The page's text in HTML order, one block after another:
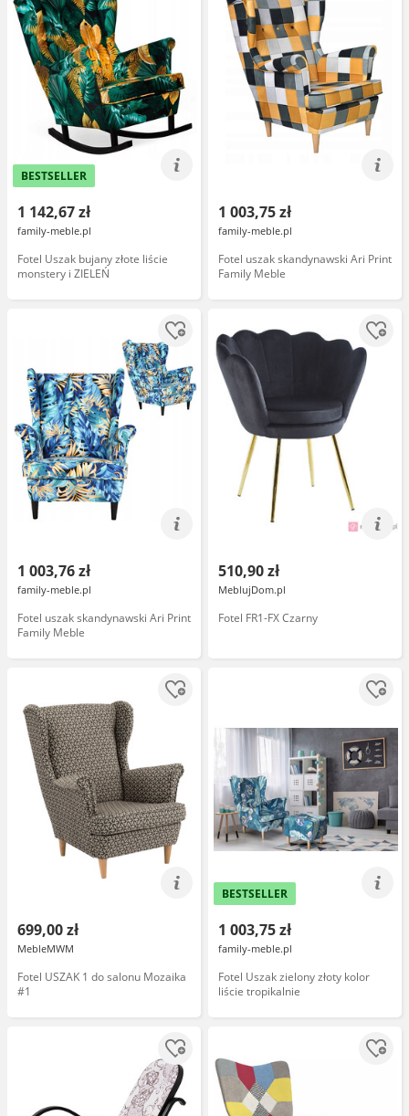
BESTSELLER
1 142,67 zł
family-meble.pl
Fotel Uszak bujany złote liście
monstery i ZIELEŃ
1 003,75 zł
family-meble.pl
Fotel uszak skandynawski Ari Print
Family Meble
1 003,76 zł
family-meble.pl
Fotel uszak skandynawski Ari Print
Family Meble
510,90 zł
MeblujDom.pl
Fotel FR1-FX Czarny
699,00 zł
MebleMWM
Fotel USZAK 1 do salonu Mozaika
#1
BESTSELLER
1 003,75 zł
family-meble.pl
Fotel Uszak zielony złoty kolor
liście tropikalnie